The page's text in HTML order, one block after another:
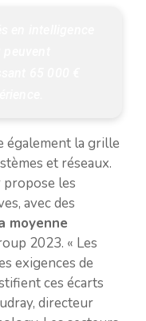
également la grille
et réseaux.
propose les
avec des
moyenne
2023. « Les
exigences de
ces écarts
directeur